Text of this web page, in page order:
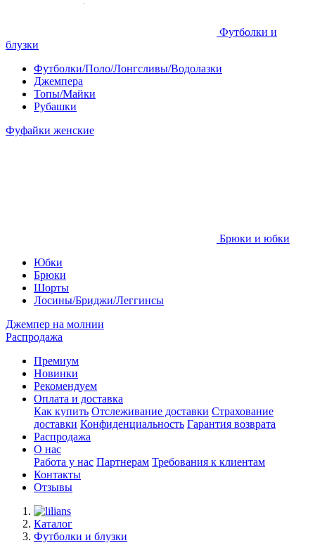
Футболки и
блузки
Футболки/Поло/Лонгсливы/Водолазки
Джемпера
Топы/Майки
Рубашки
Фуфайки женские
Брюки и юбки
Юбки
Брюки
Шорты
Лосины/Бриджи/Леггинсы
Джемпер на молнии
Распродажа
Премиум
Новинки
Рекомендуем
Оплата и доставка
Как купить Отслеживание доставки Страхование
доставки Конфиденциальность Гарантия возврата
Распродажа
О нас
Работа у нас Партнерам Требования к клиентам
Контакты
Отзывы
Каталог
Футболки и блузки